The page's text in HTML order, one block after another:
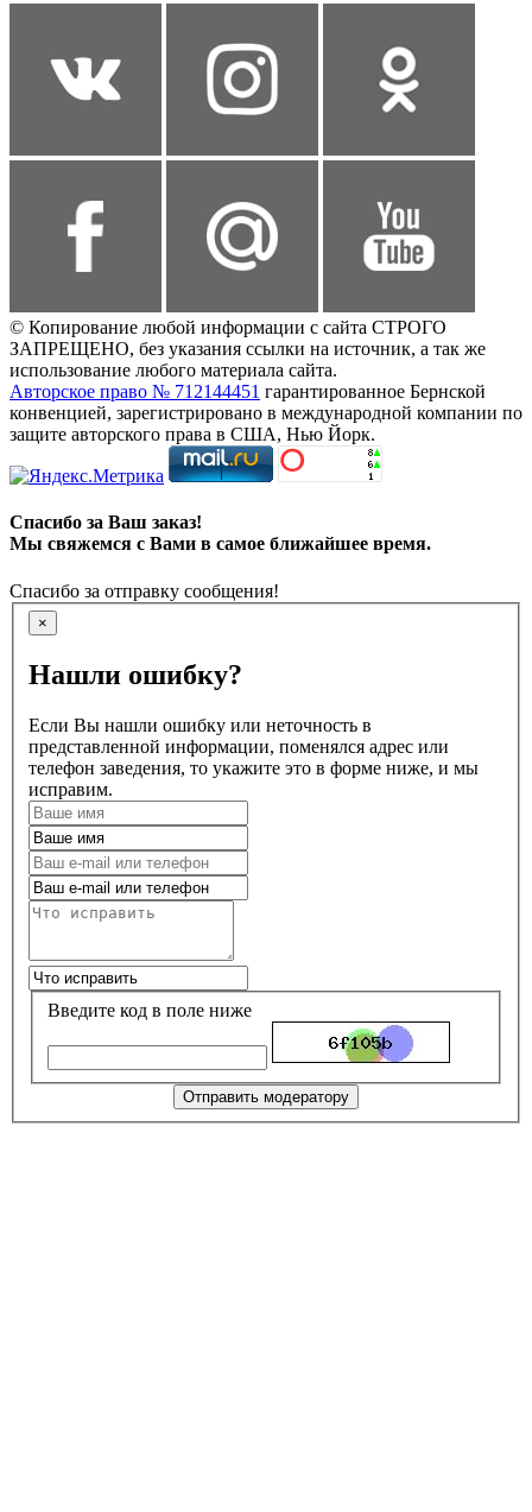
© Копирование любой информации с сайта СТРОГО
ЗАПРЕЩЕНО, без указания ссылки на источник, а так же
использование любого материала сайта.
Авторское право № 712144451 гарантированное Бернской
конвенцией, зарегистрировано в международной компании по
защите авторского права в США, Нью Йорк.
Спасибо за Ваш заказ!
Мы свяжемся с Вами в самое ближайшее время.
Спасибо за отправку сообщения!
×
Нашли ошибку?
Если Вы нашли ошибку или неточность в
представленной информации, поменялся адрес или
телефон заведения, то укажите это в форме ниже, и мы
исправим.
Введите код в поле ниже
Отправить модератору